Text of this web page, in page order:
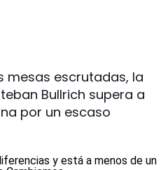
mesas escrutadas, la
Bullrich supera a
por un escaso